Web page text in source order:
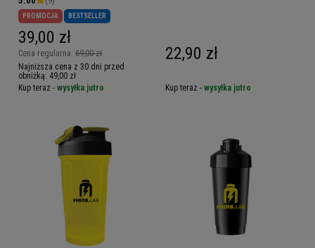
PROMOCJA BESTSELLER
Cena regularna: 69,00 zł
39,00 zł
Najniższa cena z 30 dni przed
obniżką: 49,00 zł
Kup teraz - wysyłka jutro
22,90 zł
Kup teraz - wysyłka jutro